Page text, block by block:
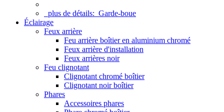
plus de détails: Garde-boue
Éclairage
Feux arrière
Feu arrière boîtier en aluminium chromé
Feux arrière d'installation
Feux arrières noir
Feu clignotant
Clignotant chromé boîtier
Clignotant noir boîtier
Phares
Accessoires phares